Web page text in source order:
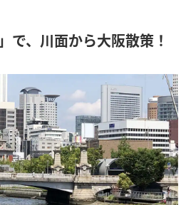
で、川面から大阪散策！